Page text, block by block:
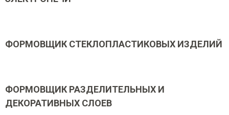
ФОРМОВЩИК СТЕКЛОПЛАСТИКОВЫХ ИЗДЕЛИЙ
ФОРМОВЩИК РАЗДЕЛИТЕЛЬНЫХ И
ДЕКОРАТИВНЫХ СЛОЕВ